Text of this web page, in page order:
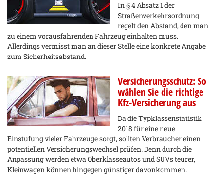
In § 4 Absatz 1 der
Straßenverkehrsordnung
regelt den Abstand, den man
zu einem vorausfahrenden Fahrzeug einhalten muss.
Allerdings vermisst man an dieser Stelle eine konkrete Angabe
zum Sicherheitsabstand.
Versicherungsschutz: So
wählen Sie die richtige
Kfz-Versicherung aus
Da die Typklassenstatistik
2018 für eine neue
Einstufung vieler Fahrzeuge sorgt, sollten Verbraucher einen
potentiellen Versicherungswechsel prüfen. Denn durch die
Anpassung werden etwa Oberklasseautos und SUVs teurer,
Kleinwagen können hingegen günstiger davonkommen.